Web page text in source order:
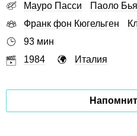
Мауро Пасси
Паоло
Франк фон Кюгельген
93 мин
1984
Италия